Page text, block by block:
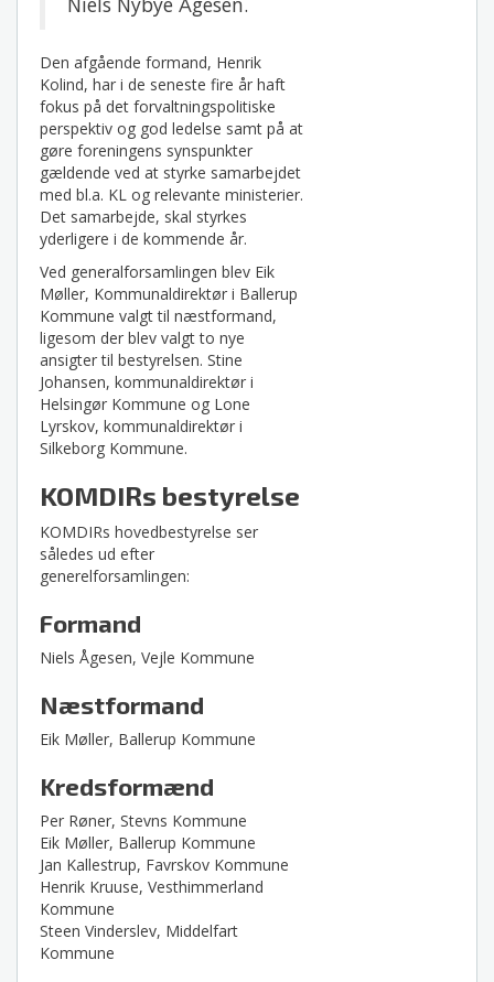
Den afgående formand, Henrik
Kolind, har i de seneste fire år haft
fokus på det forvaltningspolitiske
perspektiv og god ledelse samt på at
gøre foreningens synspunkter
gældende ved at styrke samarbejdet
med bl.a. KL og relevante ministerier.
Det samarbejde, skal styrkes
yderligere i de kommende år.
Ved generalforsamlingen blev Eik
Møller, Kommunaldirektør i Ballerup
Kommune valgt til næstformand,
ligesom der blev valgt to nye
ansigter til bestyrelsen. Stine
Johansen, kommunaldirektør i
Helsingør Kommune og Lone
Lyrskov, kommunaldirektør i
Silkeborg Kommune.
KOMDIRs bestyrelse
KOMDIRs hovedbestyrelse ser
således ud efter
generelforsamlingen:
Formand
Niels Ågesen, Vejle Kommune
Næstformand
Eik Møller, Ballerup Kommune
Kredsformænd
Per Røner, Stevns Kommune
Eik Møller, Ballerup Kommune
Jan Kallestrup, Favrskov Kommune
Henrik Kruuse, Vesthimmerland
Kommune
Steen Vinderslev, Middelfart
Kommune